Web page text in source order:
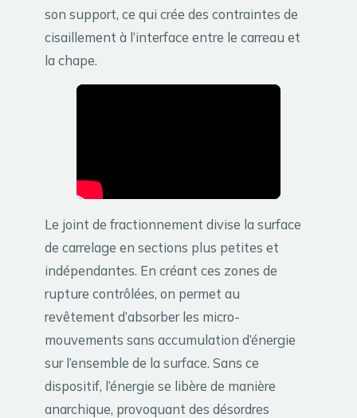
son support, ce qui crée des contraintes de
cisaillement à l’interface entre le carreau et
la chape.
Le joint de fractionnement divise la surface
de carrelage en sections plus petites et
indépendantes. En créant ces zones de
rupture contrôlées, on permet au
revêtement d’absorber les micro-
mouvements sans accumulation d’énergie
sur l’ensemble de la surface. Sans ce
dispositif, l’énergie se libère de manière
anarchique, provoquant des désordres